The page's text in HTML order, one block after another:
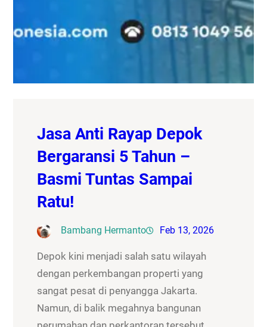
Jasa Anti Rayap Depok
Bergaransi 5 Tahun –
Basmi Tuntas Sampai
Ratu!
Bambang Hermanto Feb 13, 2026
Depok kini menjadi salah satu wilayah
dengan perkembangan properti yang
sangat pesat di penyangga Jakarta.
Namun, di balik megahnya bangunan